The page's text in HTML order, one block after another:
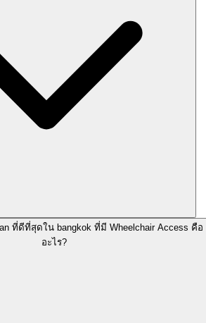
ที่ดีที่สุดใน bangkok ที่มี Wheelchair Access คือ
อะไร?